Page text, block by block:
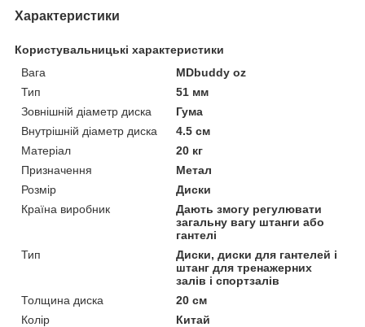
Характеристики
Користувальницькі характеристики
Вага
MDbuddy oz
Тип
51 мм
Зовнішній діаметр диска
Гума
Внутрішній діаметр диска
4.5 см
Матеріал
20 кг
Призначення
Метал
Розмір
Диски
Країна виробник
Дають змогу регулювати
загальну вагу штанги або
гантелі
Тип
Диски, диски для гантелей і
штанг для тренажерних
залів і спортзалів
Толщина диска
20 см
Колір
Китай